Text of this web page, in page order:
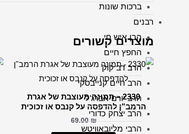
ברכות שונות
רבנים
הבן איש חי
החפץ חיים
הרב דב קוק
הרב חיים קנייבסקי
הרב יורם אברג'ל
הרב יצחק כדורי
הרבי מליובאוויטש
מוצרים קשורים
2330 – תמונה מעוצבת של אגרת
הרמב"ן להדפסה על קנבס או זכוכית
69.00₪